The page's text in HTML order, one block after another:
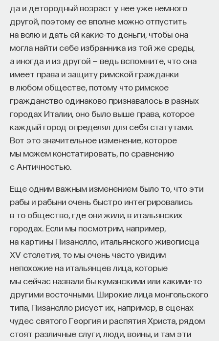
да и детородный возраст у нее уже немного
другой, поэтому ее вполне можно отпустить
на волю и дать ей какие-то деньги, чтобы она
могла найти себе избранника из той же среды,
а иногда и из другой — ведь вспомните, что она
имеет права и защиту римской гражданки
в любом обществе, потому что римское
гражданство одинаково признавалось в разных
городах Италии, оно было выше права, которое
каждый город определял для себя статутами.
Вот это значительное изменение, которое
мы можем констатировать, по сравнению
с Античностью.
Еще одним важным изменением было то, что эти
рабы и рабыни очень быстро интегрировались
в то общество, где они жили, в итальянских
городах. Если мы посмотрим, например,
на картины Пизанелло, итальянского живописца
XV столетия, то мы очень часто увидим
непохожие на итальянцев лица, которые
мы сейчас назвали бы куманскими или какими-то
другими восточными. Широкие лица монгольского
типа, Пизанелло рисует их, например, в сценах
чудес святого Георгия и распятия Христа, рядом
стоят различные слуги, люди, воины, и там эти